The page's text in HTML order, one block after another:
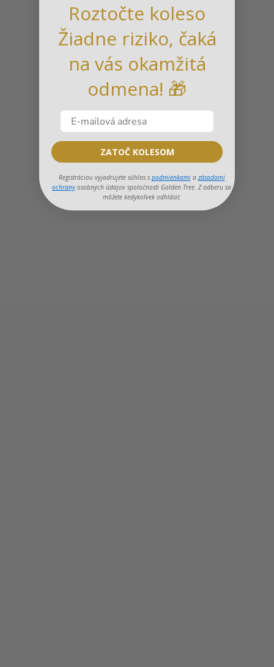
Roztočte koleso
Žiadne riziko, čaká
na vás okamžitá
odmena! 🎁
ZATOČ KOLESOM
Registráciou vyjadrujete súhlas s podmienkami a zásadami
ochrany osobných údajov spoločnosti Golden Tree. Z odberu sa
môžete kedykoľvek odhlásiť.